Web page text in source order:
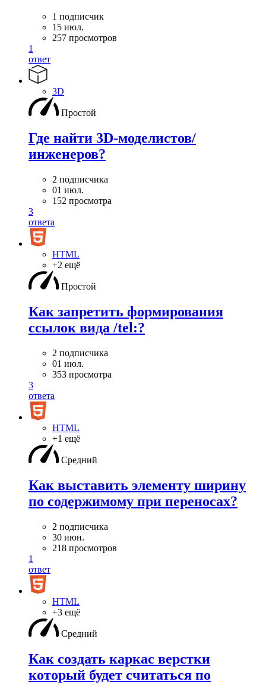
1 подписчик
15 июл.
257 просмотров
1
ответ
3D
Простой
Где найти 3D-моделистов/
инженеров?
2 подписчика
01 июл.
152 просмотра
3
ответа
HTML
+2 ещё
Простой
Как запретить формирования
ссылок вида /tel:?
2 подписчика
01 июл.
353 просмотра
3
ответа
HTML
+1 ещё
Средний
Как выставить элементу ширину
по содержимому при переносах?
2 подписчика
30 июн.
218 просмотров
1
ответ
HTML
+3 ещё
Средний
Как создать каркас верстки
который будет считаться по